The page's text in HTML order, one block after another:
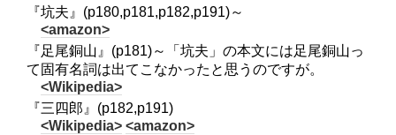
『坑夫』(p180,p181,p182,p191)～
<amazon>
『足尾銅山』(p181)～「坑夫」の本文には足尾銅山っ
て固有名詞は出てこなかったと思うのですが。
<Wikipedia>
『三四郎』(p182,p191)
<Wikipedia> <amazon>